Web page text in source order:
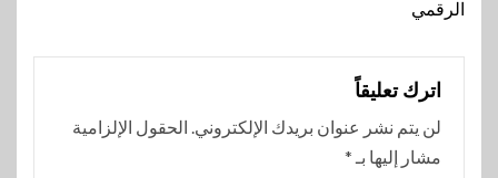
الرقمي
اترك تعليقاً
لن يتم نشر عنوان بريدك الإلكتروني. الحقول الإلزامية
مشار إليها بـ *